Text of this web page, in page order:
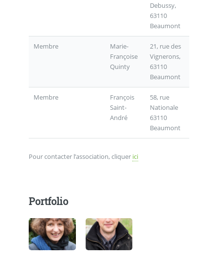
Debussy,
63110
Beaumont
Membre
Marie-
Françoise
Quinty
21, rue des
Vignerons,
63110
Beaumont
Membre
François
Saint-
André
58, rue
Nationale
63110
Beaumont
Pour contacter l’association, cliquer ici
Portfolio